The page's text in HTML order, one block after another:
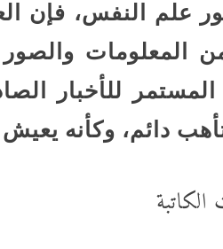
علم النفس، فإن
المعلومات
للأخبار
دائم، وكأنه